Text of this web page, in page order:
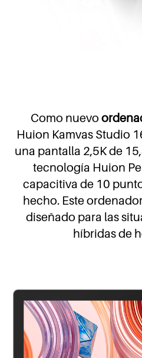
Como nuevo
Huion Kamvas Studio
una pantalla 2,5K de
tecnología Huion
capacitiva de 10
hecho. Este
diseñado para las
híbridas de